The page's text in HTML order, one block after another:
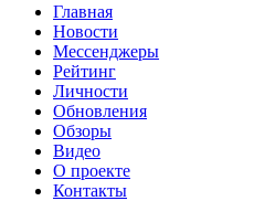
Главная
Новости
Мессенджеры
Рейтинг
Личности
Обновления
Обзоры
Видео
О проекте
Контакты